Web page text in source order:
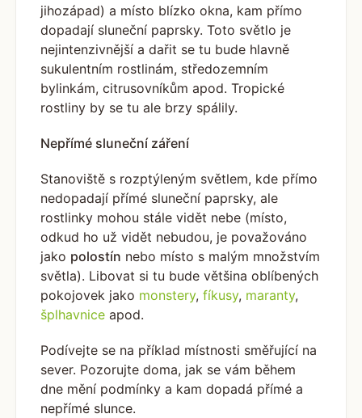
jihozápad) a místo blízko okna, kam přímo
dopadají sluneční paprsky. Toto světlo je
nejintenzivnější a dařit se tu bude hlavně
sukulentním rostlinám, středozemním
bylinkám, citrusovníkům apod. Tropické
rostliny by se tu ale brzy spálily.
Nepřímé sluneční záření
Stanoviště s rozptýleným světlem, kde přímo
nedopadají přímé sluneční paprsky, ale
rostlinky mohou stále vidět nebe (místo,
odkud ho už vidět nebudou, je považováno
jako polostín nebo místo s malým množstvím
světla). Libovat si tu bude většina oblíbených
pokojovek jako monstery, fíkusy, maranty,
šplhavnice apod.
Podívejte se na příklad místnosti směřující na
sever. Pozorujte doma, jak se vám během
dne mění podmínky a kam dopadá přímé a
nepřímé slunce.